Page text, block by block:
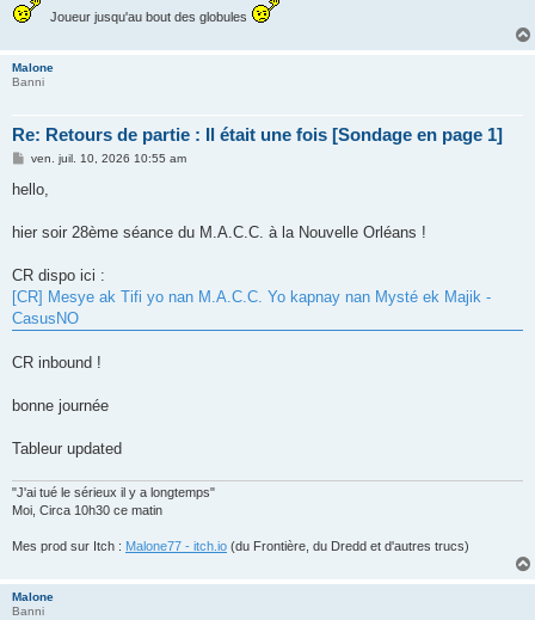
Joueur jusqu'au bout des globules
Malone
Banni
Re: Retours de partie : Il était une fois [Sondage en page 1]
M
s
g
ven. juil. 10, 2026 10:55 am
hello,
hier soir 28ème séance du M.A.C.C. à la Nouvelle Orléans !
CR dispo ici :
[CR] Mesye ak Tifi yo nan M.A.C.C. Yo kapnay nan Mysté ek Majik -
CasusNO
CR inbound !
bonne journée
Tableur updated
"J'ai tué le sérieux il y a longtemps"
Moi, Circa 10h30 ce matin
Mes prod sur Itch : Malone77 - itch.io (du Frontière, du Dredd et d'autres trucs)
Malone
Banni